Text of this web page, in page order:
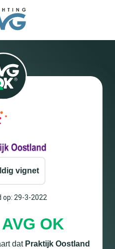
vignet
op: 29-3-2022
AVG OK
dat Praktijk Oostland